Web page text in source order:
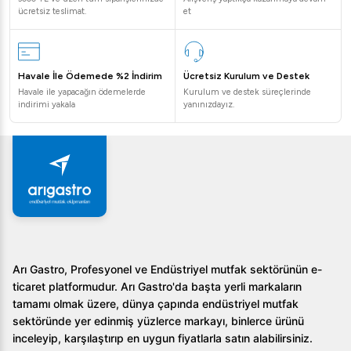
temsilcilerimizle iletişime geçebilirsiniz.
Öztiryakiler Nötr Banket Arabası GN2/1 x11
Neden Tercih Edilmeli?
Nötr Banket Arabası, birçok avantaja sahiptir:
Verimlilik: Geniş hacmi ve mobilitesi ile hızlı ve güvenli
bir biçimde gıda servisi yapar.
Esneklik
sayesinde çeşitli yerleşim ve taşıma ihtiyaçlarına cevap
verir.
kullanım imkanı sunar, bakım kolaylığı sağlar.
Sıkça Sorulan Sorular
1. Hangi alanlarda kullanılabilir?
ücretsiz teslimat.
et
Havale İle Ödemede %2 İndirim
Havale ile yapacağın ödemelerde
indirimi yakala
Ücretsiz Kurulum ve Destek
Kurulum ve destek süreçlerinde
yanınızdayız.
Arı Gastro, Profesyonel ve Endüstriyel mutfak sektörünün e-
ticaret platformudur. Arı Gastro'da başta yerli markaların
tamamı olmak üzere, dünya çapında endüstriyel mutfak
sektöründe yer edinmiş yüzlerce markayı, binlerce ürünü
inceleyip, karşılaştırıp en uygun fiyatlarla satın alabilirsiniz.